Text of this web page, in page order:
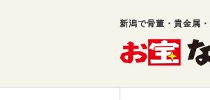
新潟で骨董・貴金属